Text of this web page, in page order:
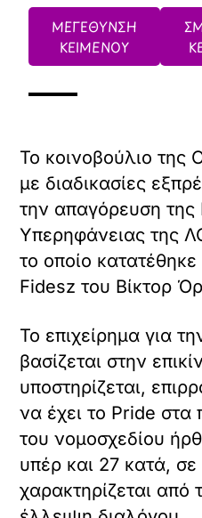
ΜΕΓΕΘΥΝΣΗ
ΚΕΙΜΕΝΟΥ
Το κοινοβούλιο της
με διαδικασίες
την απαγόρευση
Υπερηφάνειας της
το οποίο
Fidesz του Βίκτορ
Το επιχείρημα για
βασίζεται στην
υποστηρίζεται,
να έχει το Pride στα
του νομοσχεδίου
υπέρ και 27 κατά, σε
χαρακτηρίζεται από